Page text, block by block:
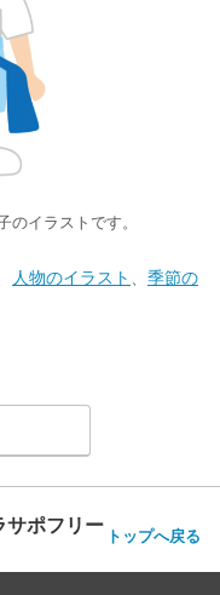
イラストです。
人物のイラスト
季節の
サポフリー トップへ戻る